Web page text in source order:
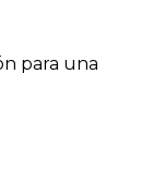
para una